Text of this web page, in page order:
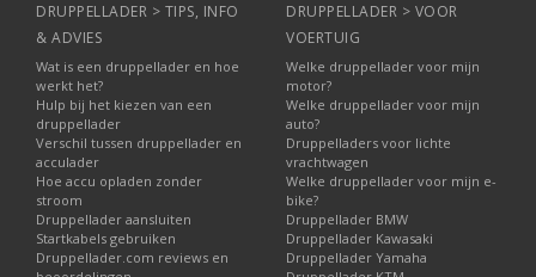
boot en meer.
DRUPPELLADER > TIPS, INFO
& ADVIES
Wat is een druppellader en hoe
werkt het?
Hulp bij het kiezen van een
druppellader
Verschil tussen druppellader en
acculader
Hoe accu opladen zonder
stroom
Druppellader aansluiten
Startkabels gebruiken
Druppellader.com reviews en
DRUPPELLADER > VOOR
VOERTUIG
Welke druppellader voor mijn
motor?
Welke druppellader voor mijn
auto?
Druppelladers voor lichte
vrachtwagen
Welke druppellader voor mijn e-
bike?
Druppellader BMW
Druppellader Kawasaki
Druppellader Yamaha